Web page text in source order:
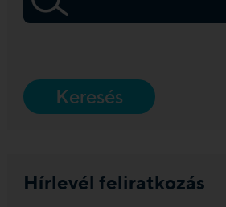
Keresés
Hírlevél feliratkozás